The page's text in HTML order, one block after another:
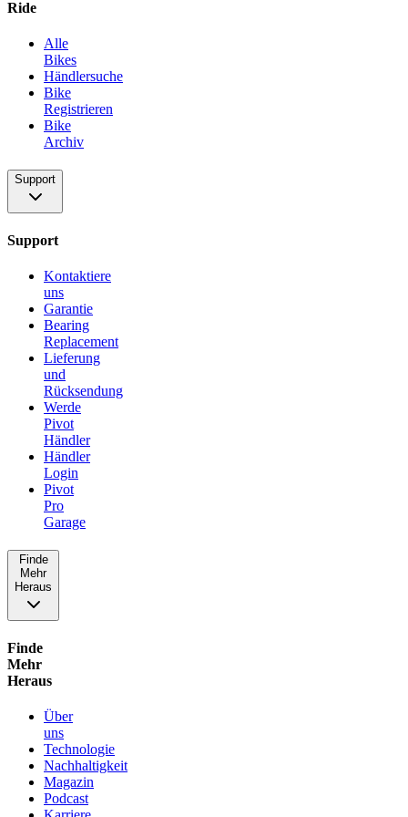
Ride
Alle
Bikes
Händlersuche
Bike
Registrieren
Bike
Archiv
Support
Support
Kontaktiere
uns
Garantie
Bearing
Replacement
Lieferung
und
Rücksendung
Werde
Pivot
Händler
Händler
Login
Pivot
Pro
Garage
Finde
Mehr
Heraus
Finde
Mehr
Heraus
Über
uns
Technologie
Nachhaltigkeit
Magazin
Podcast